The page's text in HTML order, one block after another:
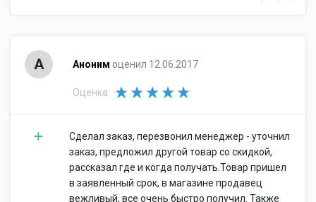
А Аноним оценил 12.06.2017
Оценка:
Сделал заказ, перезвонил менеджер - уточнил
заказ, предложил другой товар со скидкой,
рассказал где и когда получать.Товар пришел
в заявленный срок, в магазине продавец
вежливый, все очень быстро получил. Также